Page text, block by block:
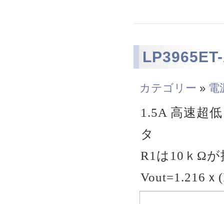
カテゴリー » 電
1.5A 高速超
タ
R1は10ｋΩが
Vout=1.216ｘ